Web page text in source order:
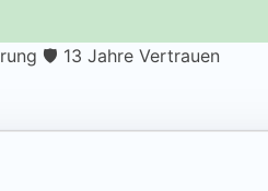
🛡️ 13 Jahre Vertrauen